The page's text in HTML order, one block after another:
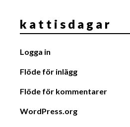
k a t t i s d a g a r
Logga in
Flöde för inlägg
Flöde för kommentarer
WordPress.org